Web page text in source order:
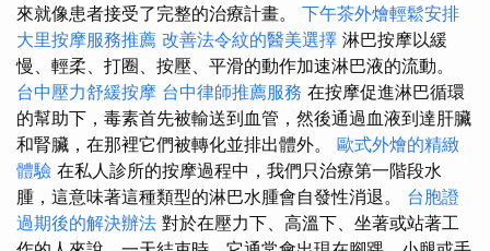
來就像患者接受了完整的治療計畫。 下午茶外燴輕鬆安排
大里按摩服務推薦 改善法令紋的醫美選擇 淋巴按摩以緩
慢、輕柔、打圈、按壓、平滑的動作加速淋巴液的流動。
台中壓力舒緩按摩 台中律師推薦服務 在按摩促進淋巴循環
的幫助下，毒素首先被輸送到血管，然後通過血液到達肝臟
和腎臟，在那裡它們被轉化並排出體外。 歐式外燴的精緻
體驗 在私人診所的按摩過程中，我們只治療第一階段水
腫，這意味著這種類型的淋巴水腫會自發性消退。 台胞證
過期後的解決辦法 對於在壓力下、高溫下、坐著或站著工